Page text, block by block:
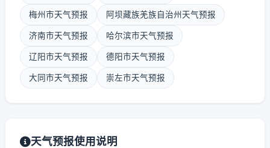
梅州市天气预报 阿坝藏族羌族自治州天气预报
济南市天气预报 哈尔滨市天气预报
辽阳市天气预报 德阳市天气预报
大同市天气预报 崇左市天气预报
天气预报使用说明